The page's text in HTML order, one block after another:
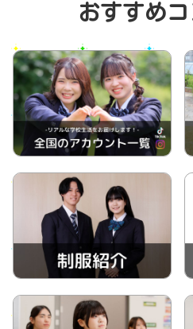
おすすめ